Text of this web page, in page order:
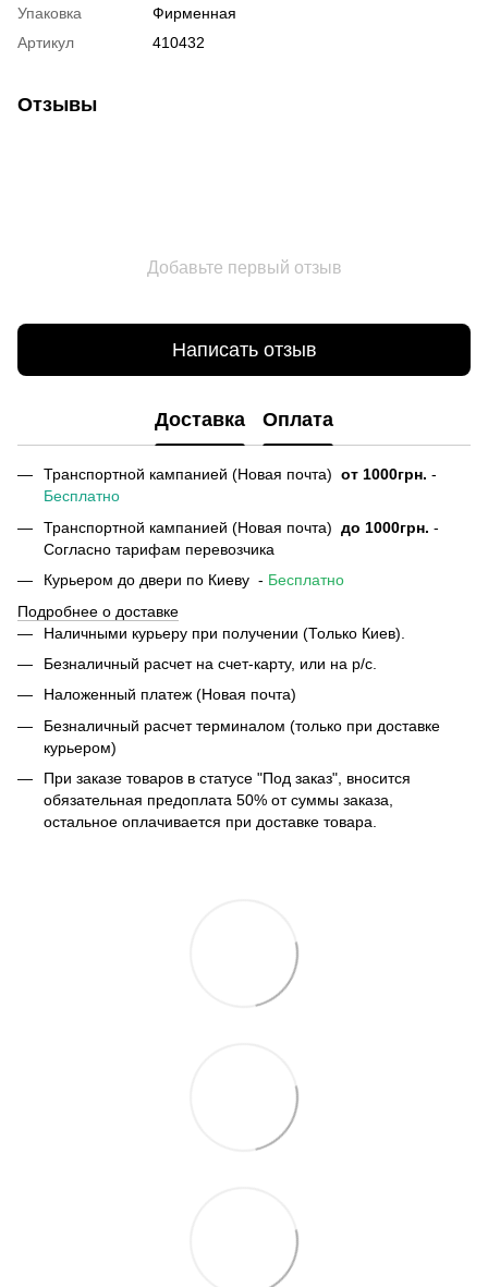
Упаковка
Фирменная
Артикул
410432
Отзывы
Добавьте первый отзыв
Написать отзыв
Доставка Оплата
Транспортной кампанией (Новая почта) от 1000грн. -
Бесплатно
Транспортной кампанией (Новая почта) до 1000грн. -
Согласно тарифам перевозчика
Курьером до двери по Киеву - Бесплатно
Подробнее о доставке
Наличными курьеру при получении (Только Киев).
Безналичный расчет на счет-карту, или на р/с.
Наложенный платеж (Новая почта)
Безналичный расчет терминалом (только при доставке
курьером)
При заказе товаров в статусе "Под заказ", вносится
обязательная предоплата 50% от суммы заказа,
остальное оплачивается при доставке товара.